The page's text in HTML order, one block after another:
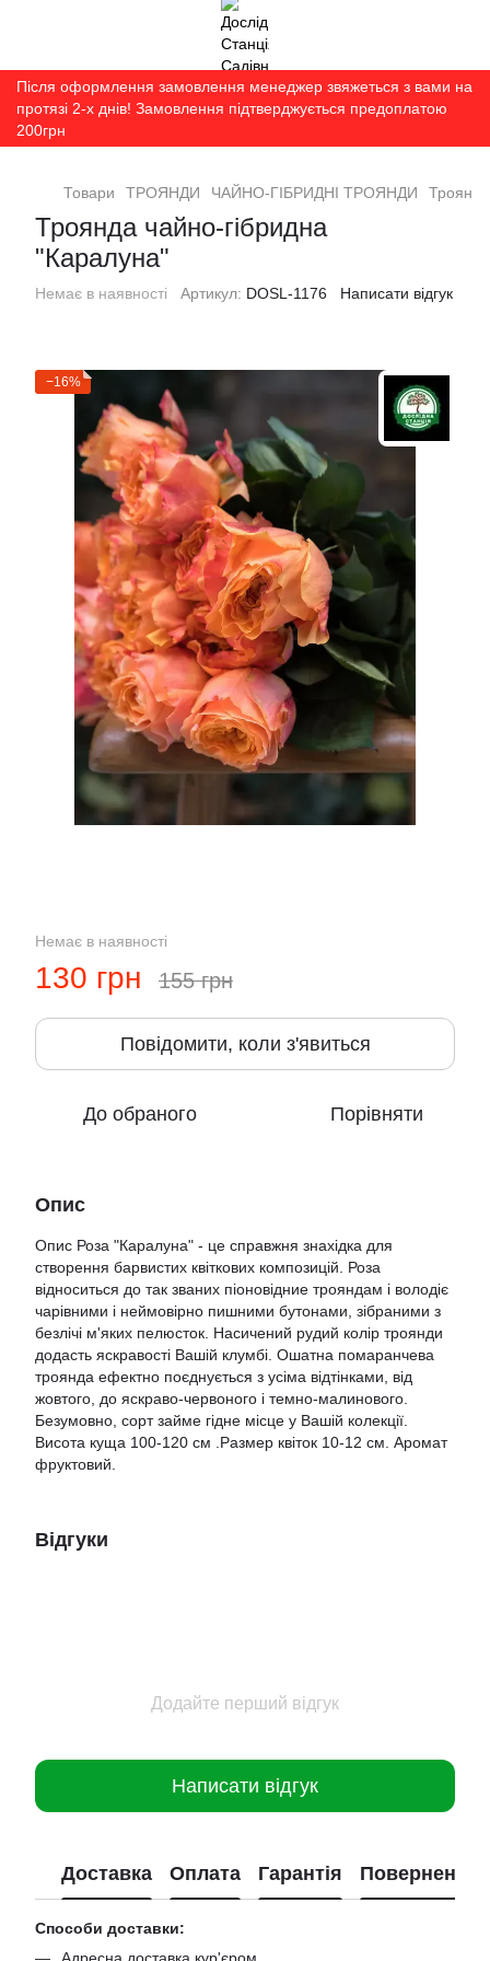
Після оформлення замовлення менеджер звяжеться з вами на
протязі 2-х днів! Замовлення підтверджується предоплатою
200грн
Товари ТРОЯНДИ ЧАЙНО-ГІБРИДНІ ТРОЯНДИ
Троянда чайно-гібридна
"Каралуна"
Немає в наявності Артикул: DOSL-1176 Написати відгук
−16%
Немає в наявності
130 грн 155 грн
Повідомити, коли з'явиться
До обраного Порівняти
Опис
Опис Роза "Каралуна" - це справжня знахідка для
створення барвистих квіткових композицій. Роза
відноситься до так званих піоновідние трояндам і володіє
чарівними і неймовірно пишними бутонами, зібраними з
безлічі м'яких пелюсток. Насичений рудий колір троянди
додасть яскравості Вашій клумбі. Ошатна помаранчева
троянда ефектно поєднується з усіма відтінками, від
жовтого, до яскраво-червоного і темно-малинового.
Безумовно, сорт займе гідне місце у Вашій колекції.
Висота куща 100-120 см .Размер квіток 10-12 см. Аромат
фруктовий.
Відгуки
Додайте перший відгук
Написати відгук
Доставка Оплата Гарантія Повернення
Способи доставки: